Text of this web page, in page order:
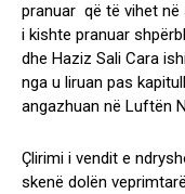
pranuar që të vihet në
i kishte pranuar
dhe Haziz Sali Cara
nga u liruan pas
angazhuan në Luftën
Çlirimi i vendit e
skenë dolën